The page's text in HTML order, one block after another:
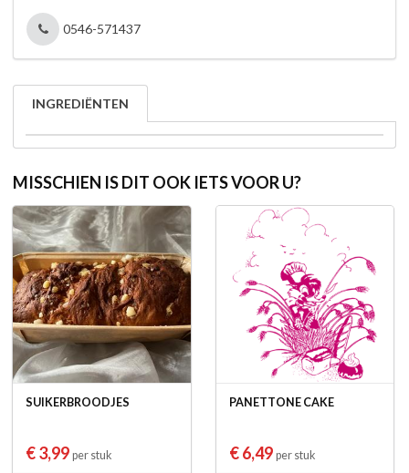
0546-571437
INGREDIËNTEN
MISSCHIEN IS DIT OOK IETS VOOR U?
SUIKERBROODJES
€ 3,99 per stuk
PANETTONE CAKE
€ 6,49 per stuk